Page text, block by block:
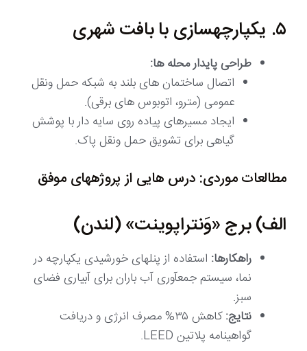
۵. یکپارچهسازی با بافت شهری
طراحی پایدار محله ها:
اتصال ساختمان های بلند به شبکه حمل ونقل
عمومی (مترو، اتوبوس های برقی).
ایجاد مسیرهای پیاده روی سایه دار با پوشش
گیاهی برای تشویق حمل ونقل پاک.
مطالعات موردی: درس هایی از پروژههای موفق
الف) برج «وَنتراپوینت» (لندن)
راهکارها: استفاده از پنلهای خورشیدی یکپارچه در
نما، سیستم جمعآوری آب باران برای آبیاری فضای
سبز.
نتایج:
کاهش ۳۵% مصرف انرژی و دریافت
گواهینامه پلاتین LEED.